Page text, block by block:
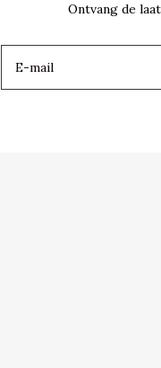
Ontvang de